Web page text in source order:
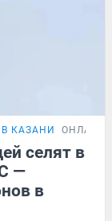
КАЗАНИ
селят в
—
в